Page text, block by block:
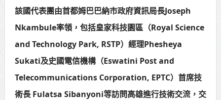
該國代表團由首都姆巴巴納市政府資訊局長Joseph
Nkambule率領，包括皇家科技園區（Royal Science
and Technology Park, RSTP）經理Phesheya
Sukati及史國電信機構（Eswatini Post and
Telecommunications Corporation, EPTC）首席技
術長 Fulatsa Sibanyoni等訪問高雄進行技術交流，交